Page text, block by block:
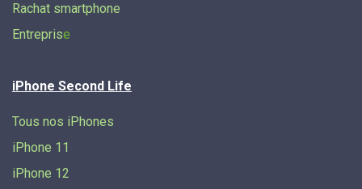
Rachat smartphone
Entreprise
iPhone Second Life
Tous nos iPhones
iPhone 11
iPhone 12